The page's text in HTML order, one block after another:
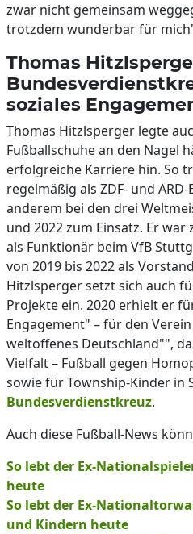
zwar nicht gemeinsam
trotzdem wunderbar für
Thomas
soziales
Thomas Hitzlsperger legte
Fußballschuhe an den Nagel
erfolgreiche Karriere hin. So
regelmäßig als ZDF- und
anderem bei den drei
und 2022 zum Einsatz. Er war
als Funktionär beim VfB
von 2019 bis 2022 als
Hitzlsperger setzt sich auch
Projekte ein. 2020 erhielt er
Engagement" – für den
weltoffenes Deutschland"",
Vielfalt – Fußball gegen
sowie für Township-Kinder in
Bundesverdienstkreuz.
Auch diese Fußball-News
So lebt der Ex-
heute
So lebt der Ex-
und Kindern heute